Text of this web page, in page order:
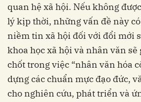
quan hệ xã hội. Nếu không
lý kịp thời, những vấn đề này
niềm tin xã hội đối với đổi mới
khoa học xã hội và nhân văn
chốt trong việc “nhân văn hóa
dựng các chuẩn mực đạo đức,
cho nghiên cứu, phát triển và